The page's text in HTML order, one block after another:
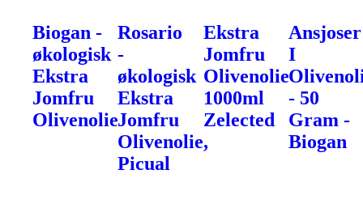
Biogan -
økologisk
Ekstra
Jomfru
Olivenolie
Rosario
-
økologisk
Ekstra
Jomfru
Olivenolie,
Picual
Ekstra
Jomfru
Olivenolie
1000ml
Zelected
Ansjoser
I
- 50
Gram -
Biogan